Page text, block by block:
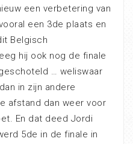
een verbetering van
een 3de plaats en
Belgisch
hij ook nog de finale
… weliswaar
in zijn andere
afstand dan weer voor
En dat deed Jordi
5de in de finale in